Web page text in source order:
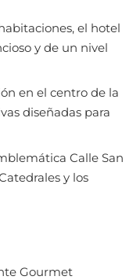
el hotel
y de un nivel
en el centro de la
diseñadas para
Calle San
y los
Gourmet